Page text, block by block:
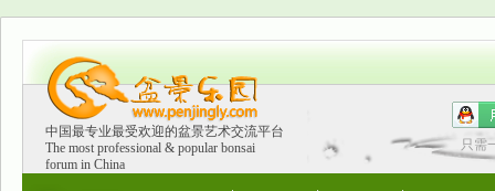
中国最专业最受欢迎的盆景艺术交流平台
The most professional & popular bonsai
forum in China
只需